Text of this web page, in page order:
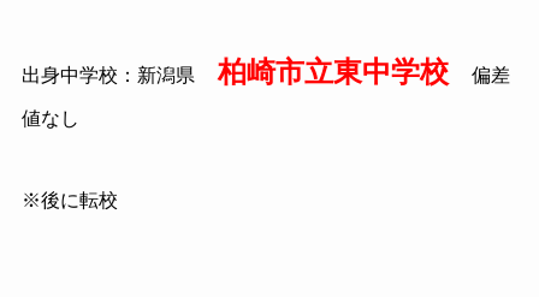
出身中学校：新潟県 柏崎市立東中学校 偏差
値なし
※後に転校